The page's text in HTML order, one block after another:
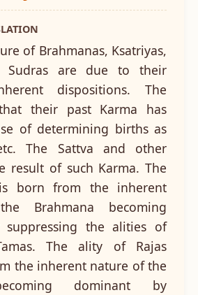
of Brahmanas, Ksatriyas,
Sudras are due to their
dispositions. The
their past Karma has
of determining births as
The Sattva and other
result of such Karma. The
is born from the inherent
Brahmana becoming
suppressing the alities of
The ality of Rajas
the inherent nature of the
dominant by